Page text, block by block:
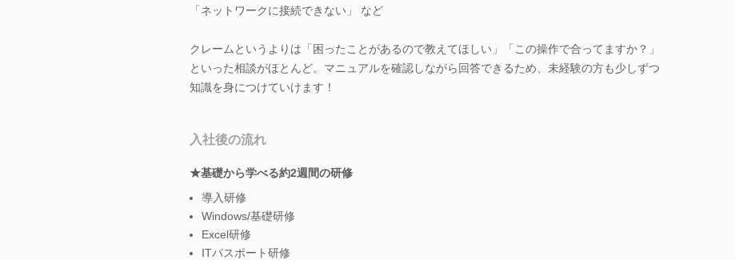
「ネットワークに接続できない」 など
クレームというよりは「困ったことがあるので教えてほしい」「この操作で合ってますか？」
といった相談がほとんど。マニュアルを確認しながら回答できるため、未経験の方も少しずつ
知識を身につけていけます！
入社後の流れ
★基礎から学べる約2週間の研修
導入研修
Windows/基礎研修
Excel研修
ITパスポート研修